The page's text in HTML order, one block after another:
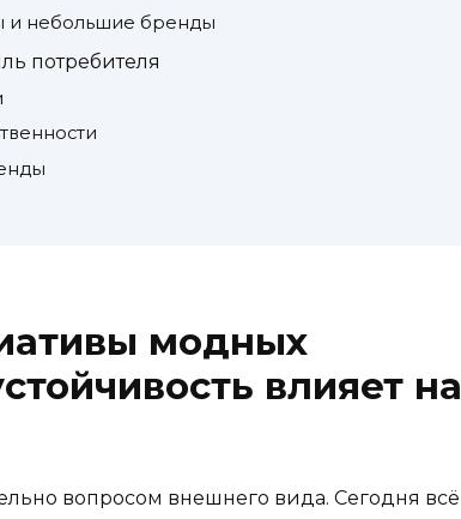
и небольшие бренды
потребителя
модных
влияет на
вопросом внешнего вида. Сегодня всё